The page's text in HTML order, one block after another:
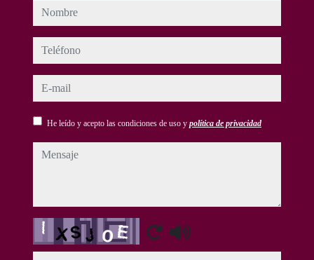
nombre
teléfono
e-mail
He leído y acepto las condiciones de uso y política de privacidad
mensaje
Captcha